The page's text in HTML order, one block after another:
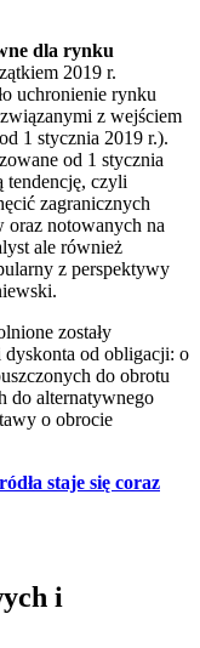
dla rynku
2019 r.
uchronienie rynku
z wejściem
1 stycznia 2019 r.).
od 1 stycznia
tendencję, czyli
zagranicznych
notowanych na
ale również
z perspektywy
zostały
dyskonta od obligacji: o
do obrotu
do alternatywnego
o obrocie
staje się coraz
i